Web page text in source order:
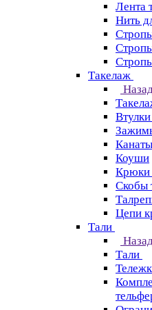
Лента
Нить
Такелаж
Коуши
Крюки
Скобы
Цепи
Тали
Тали